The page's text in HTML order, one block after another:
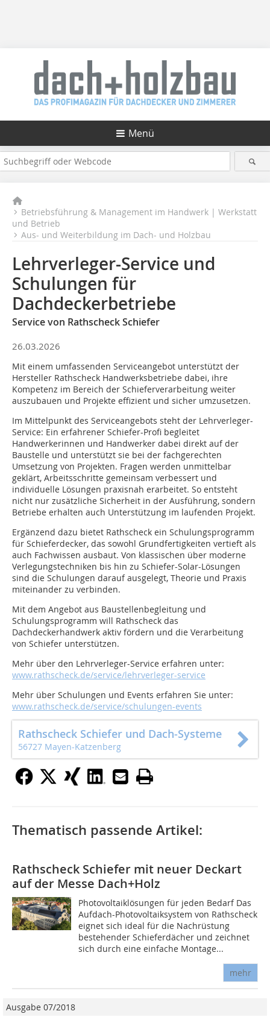
Menü
Betriebsführung & Management im Handwerk | Werkstatt
und Betrieb
Aus- und Weiterbildung im Dach- und Holzbau
Lehrverleger-Service und
Schulungen für
Dachdeckerbetriebe
Service von Rathscheck Schiefer
26.03.2026
Mit einem umfassenden Serviceangebot unterstützt der
Hersteller Rathscheck Handwerksbetriebe dabei, ihre
Kompetenz im Bereich der Schieferverarbeitung weiter
auszubauen und Projekte effizient und sicher umzusetzen.
Im Mittelpunkt des Serviceangebots steht der Lehrverleger-
Service: Ein erfahrener Schiefer-Profi begleitet
Handwerkerinnen und Handwerker dabei direkt auf der
Baustelle und unterstützt sie bei der fachgerechten
Umsetzung von Projekten. Fragen werden unmittelbar
geklärt, Arbeitsschritte gemeinsam verbessert und
individuelle Lösungen praxisnah erarbeitet. So entsteht
nicht nur zusätzliche Sicherheit in der Ausführung, sondern
Betriebe erhalten auch Unterstützung im laufenden Projekt.
Ergänzend dazu bietet Rathscheck ein Schulungsprogramm
für Schieferdecker, das sowohl Grundfertigkeiten vertieft als
auch Fachwissen ausbaut. Von klassischen über moderne
Verlegungstechniken bis hin zu Schiefer-Solar-Lösungen
sind die Schulungen darauf ausgelegt, Theorie und Praxis
miteinander zu verbinden.
Mit dem Angebot aus Baustellenbegleitung und
Schulungsprogramm will Rathscheck das
Dachdeckerhandwerk aktiv fördern und die Verarbeitung
von Schiefer unterstützen.
Mehr über den Lehrverleger-Service erfahren unter:
www.rathscheck.de/service/lehrverleger-service
Mehr über Schulungen und Events erfahren Sie unter:
www.rathscheck.de/service/schulungen-events
Rathscheck Schiefer und Dach-Systeme
56727 Mayen-Katzenberg
Thematisch passende Artikel:
Rathscheck Schiefer mit neuer Deckart
auf der Messe Dach+Holz
Photovoltaiklösungen für jeden Bedarf Das
Aufdach-Photovoltaiksystem von Rathscheck
eignet sich ideal für die Nachrüstung
bestehender Schieferdächer und zeichnet
sich durch eine einfache Montage...
mehr
Ausgabe 07/2018